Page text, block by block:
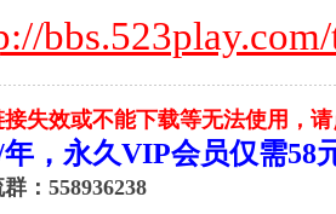
失效或不能下载等无法使用，
，永久VIP会员仅需58
：558936238